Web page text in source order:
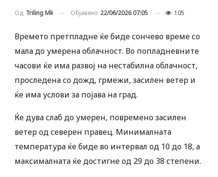
Од Triling Mk Објавено 22/06/2026 07:05 105
Времето претпладне ќе биде сончево време со
мала до умерена облачност. Во попладневните
часови ќе има развој на нестабилна облачност,
проследена со дожд, грмежи, засилен ветер и
ќе има услови за појава на град.
Ќе дува слаб до умерен, повремено засилен
ветер од северен правец. Минималната
температура ќе биде во интервал од 10 до 18, а
максималната ќе достигне од 29 до 38 степени.